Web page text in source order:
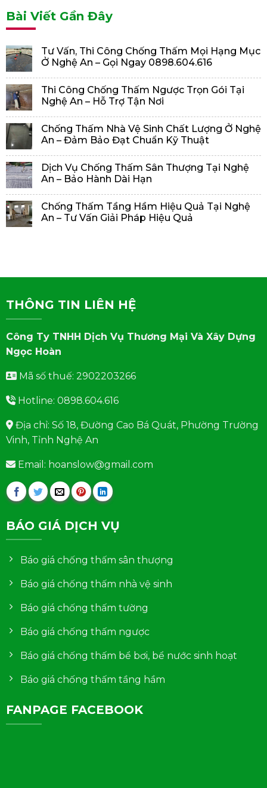
Bài Viết Gần Đây
Tư Vấn, Thi Công Chống Thấm Mọi Hạng Mục
Ở Nghệ An – Gọi Ngay 0898.604.616
Thi Công Chống Thấm Ngược Trọn Gói Tại
Nghệ An – Hỗ Trợ Tận Nơi
Chống Thấm Nhà Vệ Sinh Chất Lượng Ở Nghệ
An – Đảm Bảo Đạt Chuẩn Kỹ Thuật
Dịch Vụ Chống Thấm Sân Thượng Tại Nghệ
An – Bảo Hành Dài Hạn
Chống Thấm Tầng Hầm Hiệu Quả Tại Nghệ
An – Tư Vấn Giải Pháp Hiệu Quả
THÔNG TIN LIÊN HỆ
Công Ty TNHH Dịch Vụ Thương Mại Và Xây Dựng
Ngọc Hoàn
Mã số thuế: 2902203266
Hotline: 0898.604.616
Địa chỉ: Số 18, Đường Cao Bá Quát, Phường Trường
Vinh, Tỉnh Nghệ An
Email: hoanslow@gmail.com
BÁO GIÁ DỊCH VỤ
Báo giá chống thấm sân thượng
Báo giá chống thấm nhà vệ sinh
Báo giá chống thấm tường
Báo giá chống thấm ngược
Báo giá chống thấm bể bơi, bể nước sinh hoạt
Báo giá chống thấm tầng hầm
FANPAGE FACEBOOK